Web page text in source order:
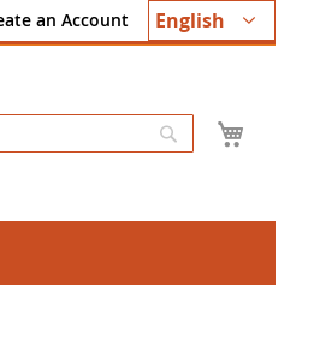
Language
English
an Account
Search